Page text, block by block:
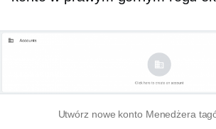
Utwórz nowe konto Menedżera